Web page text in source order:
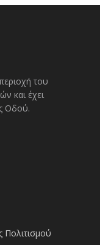
του
και έχει
Οδού.
Πολιτισμού